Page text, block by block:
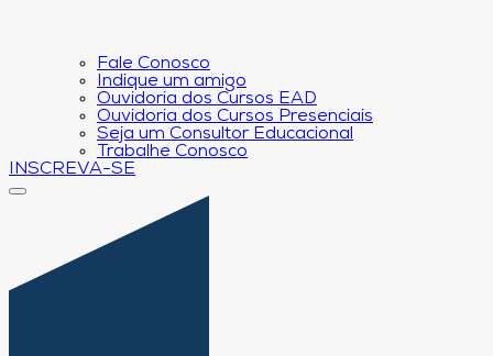
Fale Conosco
Indique um amigo
Ouvidoria dos Cursos EAD
Ouvidoria dos Cursos Presenciais
Seja um Consultor Educacional
Trabalhe Conosco
INSCREVA-SE